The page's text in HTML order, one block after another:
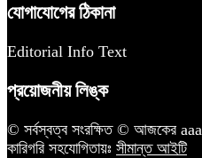
যোগাযোগের ঠিকানা
Editorial Info Text
প্রয়োজনীয় লিঙ্ক
© সর্বস্বত্ব সংরক্ষিত © আজকের aaa
কারিগরি সহযোগিতায়ঃ সীমান্ত আইটি